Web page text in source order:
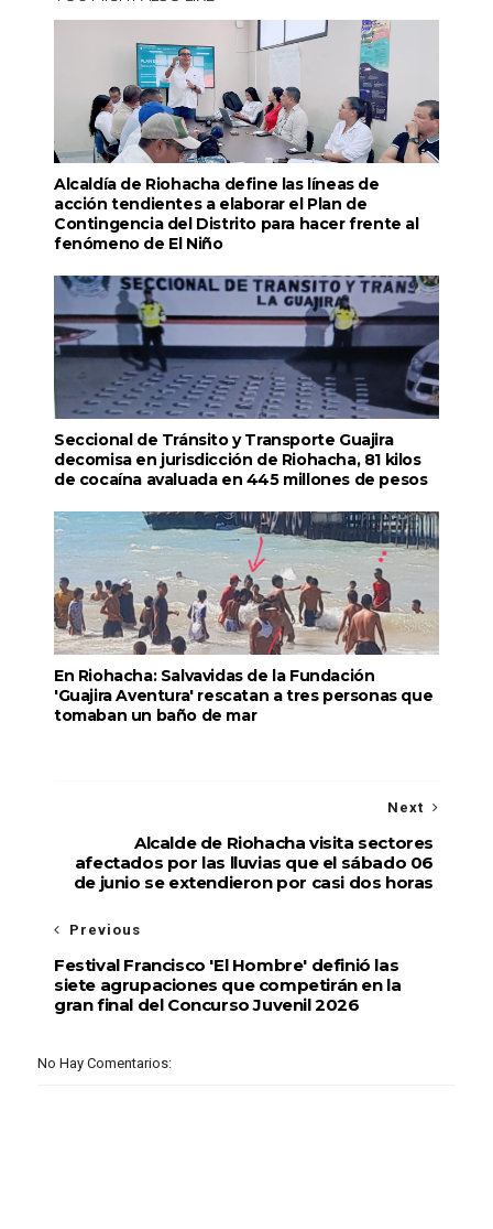
Alcaldía de Riohacha define las líneas de
acción tendientes a elaborar el Plan de
Contingencia del Distrito para hacer frente al
fenómeno de El Niño
Seccional de Tránsito y Transporte Guajira
decomisa en jurisdicción de Riohacha, 81 kilos
de cocaína avaluada en 445 millones de pesos
En Riohacha: Salvavidas de la Fundación
'Guajira Aventura' rescatan a tres personas que
tomaban un baño de mar
Next
Alcalde de Riohacha visita sectores
afectados por las lluvias que el sábado 06
de junio se extendieron por casi dos horas
Previous
Festival Francisco 'El Hombre' definió las
siete agrupaciones que competirán en la
gran final del Concurso Juvenil 2026
No Hay Comentarios: